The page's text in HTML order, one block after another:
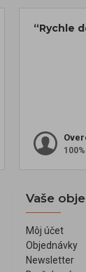
“Rychle
100%
Vaše
Môj účet
Objednávky
Newsletter